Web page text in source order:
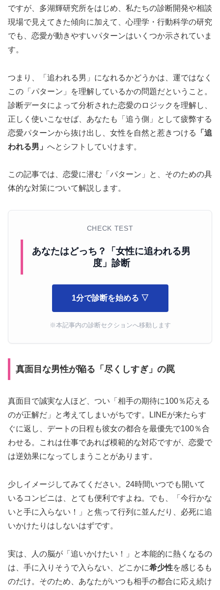
ですが、多湖輝研究所をはじめ、私たちの診断開発や相談
現場で見えてきた傾向に加えて、心理学・行動科学の研究
でも、恋愛が動きやすいパターンはいくつか示されていま
す。
つまり、「追われる男」になれるかどうかは、運ではなく
この「パターン」を理解しているかの問題だということ。
診断データによって分析された恋愛のロジックを理解し、
正しく使いこなせば、あなたも「追う側」として疲弊する
恋愛パターンから抜け出し、女性を自然と惹きつける
「追
われる男」 へとシフトしていけます。
この記事では、恋愛に潜む「パターン」と、そのための具
体的な対策について解説します。
CHECK TEST
あなたはどっち？「女性に追われる男
度」診断
1分で診断を始める ▽
※本記事内の診断セクションへ移動します
真面目な男性が陥る「尽くしすぎ」の罠
真面目で誠実な人ほど、つい「相手の期待に100％応える
のが正解だ」と考えてしまいがちです。LINEが来たらす
ぐに返し、デートの日程も彼女の都合を最優先で100％合
わせる。これは仕事であれば模範的な対応ですが、恋愛で
は逆効果になってしまうことがあります。
少しイメージしてみてください。24時間いつでも開いて
いるコンビニは、とても便利ですよね。でも、「今行かな
いと手に入らない！」と焦って行列に並んだり、必死に追
いかけたりはしないはずです。
実は、人の脳が「追いかけたい！」と本能的に熱くなるの
は、手に入りそうで入らない、どこかに希少性を感じるも
のだけ。そのため、あなたがいつも相手の都合に応え続け